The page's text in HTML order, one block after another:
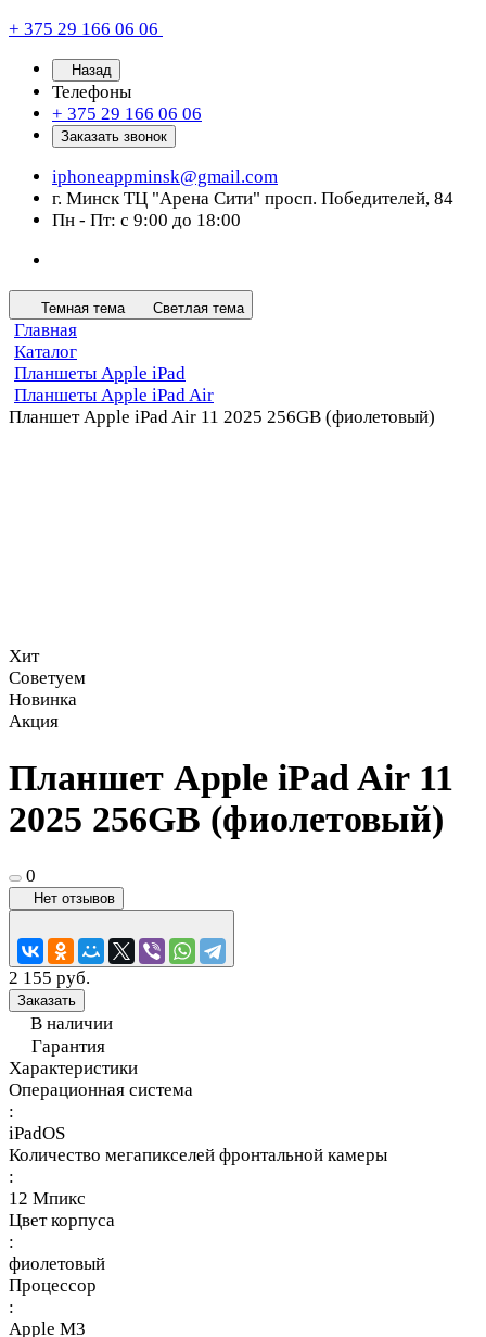
+ 375 29 166 06 06
Назад
Телефоны
+ 375 29 166 06 06
Заказать звонок
iphoneappminsk@gmail.com
г. Минск ТЦ "Арена Сити" просп. Победителей, 84
Пн - Пт: с 9:00 до 18:00
Темная тема Светлая тема
Главная
Каталог
Планшеты Apple iPad
Планшеты Apple iPad Air
Планшет Apple iPad Air 11 2025 256GB (фиолетовый)
Хит
Советуем
Новинка
Акция
Планшет Apple iPad Air 11
2025 256GB (фиолетовый)
0
Нет отзывов
2 155 руб.
Заказать
В наличии
Гарантия
Характеристики
Операционная система
:
iPadOS
Количество мегапикселей фронтальной камеры
:
12 Мпикс
Цвет корпуса
:
фиолетовый
Процессор
:
Apple M3